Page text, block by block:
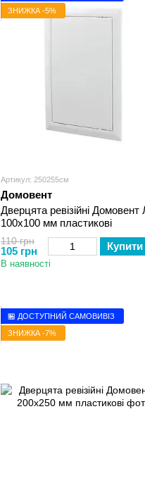
ЗНИЖКА -5%
Артикул: 250255см
Домовент
Дверцята ревізійні Домовент
100х100 мм пластикові
110 грн
105 грн Купити
В наявності
🏪 ДОСТУПНИЙ САМОВИВІЗ
ЗНИЖКА -7%